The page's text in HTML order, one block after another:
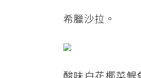
希臘沙拉。